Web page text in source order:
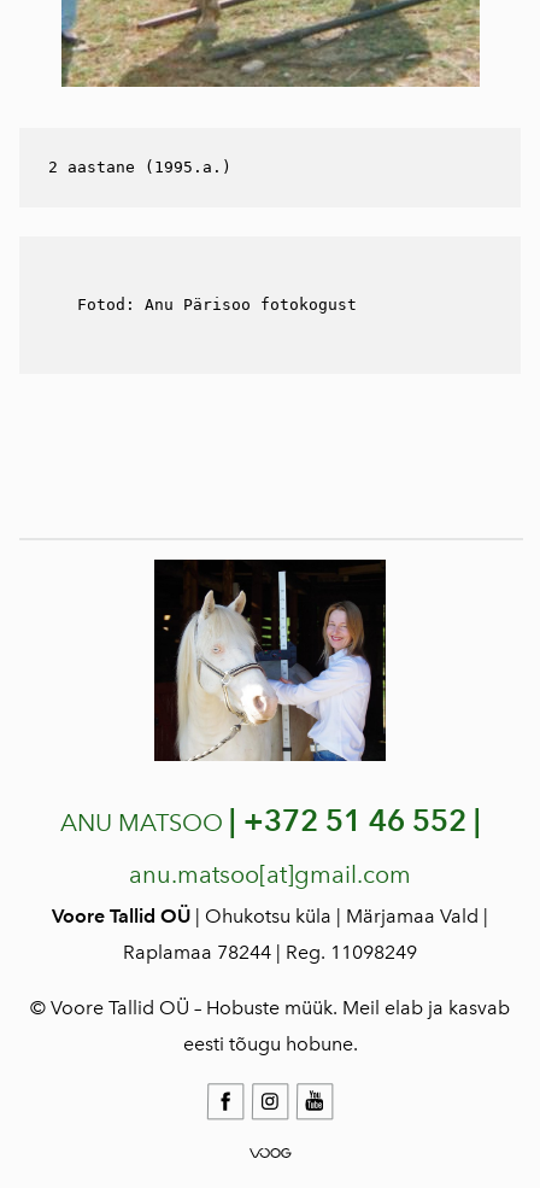
2 aastane (1995.a.)
Fotod: Anu Pärisoo fotokogust
ANU MATSOO | +372 51 46 552 |
anu.matsoo[at]gmail.com
Voore Tallid OÜ | Ohukotsu küla | Märjamaa Vald |
Raplamaa 78244 | Reg. 11098249
© Voore Tallid OÜ – Hobuste müük. Meil elab ja kasvab
eesti tõugu hobune.